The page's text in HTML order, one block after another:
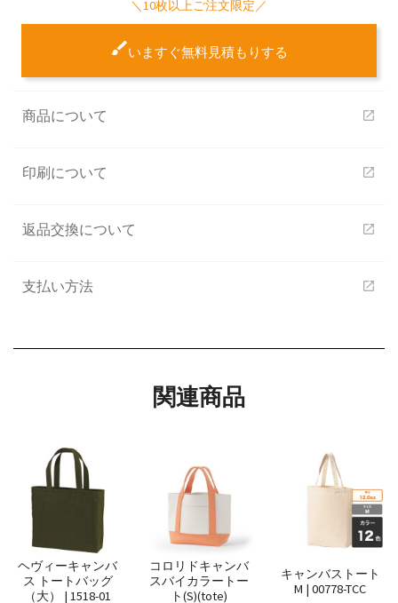
＼10枚以上ご注文限定／
いますぐ無料見積もりする
商品について open_in_new
印刷について open_in_new
返品交換について open_in_new
支払い方法 open_in_new
関連商品
ヘヴィーキャンバ
ス トートバッグ
（大） | 1518-01
コロリドキャンバ
スバイカラートー
ト(S)(tote)
キャンバストート
M | 00778-TCC